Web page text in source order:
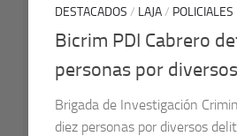
DESTACADOS / LAJA/ POLICIALES
Bicrim PDI Cabrero
personas por
Brigada de Investigación
diez personas por diversos